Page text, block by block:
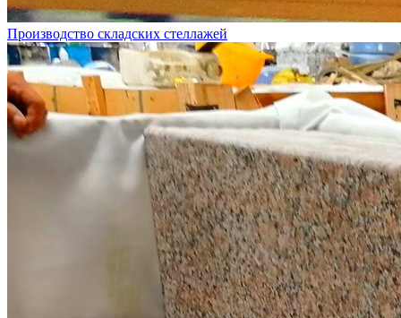
Производство складских стеллажей